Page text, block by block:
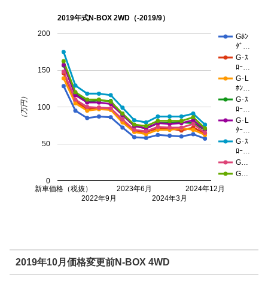
2019年式N-BOX 2WD（-2019/9）
Gﾎﾝ
ﾀﾞ…
G･ｽ
ﾛｰ…
G･L
ﾎﾝ…
G･ｽ
ﾛｰ…
G･L
ﾀｰ…
G･ｽ
ﾛｰ…
G…
G…
新車価格（税抜）
2022年9月
2023年6月
2024年3月
2024年12月
0
50
100
150
200
（万円）
2019年10月価格変更前N-BOX 4WD